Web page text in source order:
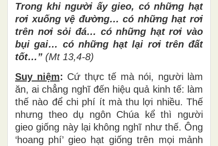
Trong khi người ấy gieo, cónhững hạt
rơi xuống vệ đường… có những hạt rơi
trên nơi sỏi đá… có những hạt rơi vào
bụi gai… có những hạt lại rơi trên đất
tốt…” (Mt 13,4-8)
Suy niệm: Cứ thực tế mà nói, người làm
ăn, ai chẳng nghĩ đến hiệu quả kinh tế: làm
thế nào để chi phí ít mà thu lợi nhiều. Thế
nhưng theo dụ ngôn Chúa kể thì người
gieo giống này lại không nghĩ như thế. Ông
‘hoang phí’ gieo hạt giống trên mọi mảnh